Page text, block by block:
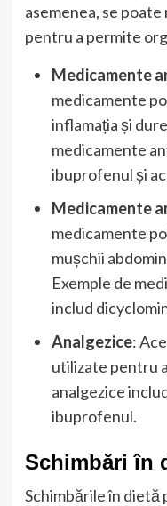
asemenea, se
pentru a permite
Medicamente
medicamente
inflamația și
medicamente
ibuprofenul și
Medicamente
medicamente
mușchii
Exemple de
includ
Analgezice:
utilizate pentru
analgezice
ibuprofenul.
Schimbări în
Schimbările în dietă